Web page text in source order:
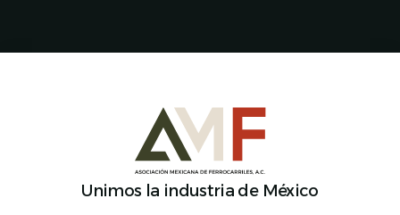
Unimos la industria de México